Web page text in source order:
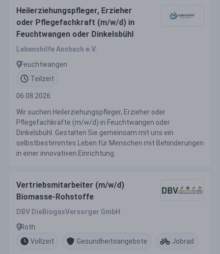
Heilerziehungspfleger, Erzieher
oder Pflegefachkraft (m/w/d) in
Feuchtwangen oder Dinkelsbühl
Lebenshilfe Ansbach e.V.
Feuchtwangen
Teilzeit
06.08.2026
Wir suchen Heilerziehungspfleger, Erzieher oder
Pflegefachkräfte (m/w/d) in Feuchtwangen oder
Dinkelsbühl. Gestalten Sie gemeinsam mit uns ein
selbstbestimmtes Leben für Menschen mit Behinderungen
in einer innovativen Einrichtung.
Vertriebsmitarbeiter (m/w/d)
Biomasse-Rohstoffe
DBV DieBiogasVersorger GmbH
Roth
Vollzeit
Gesundheitsangebote Jobrad